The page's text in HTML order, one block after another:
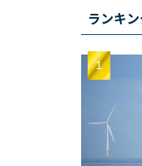
ランキ